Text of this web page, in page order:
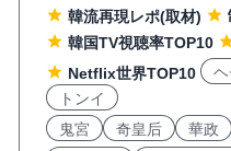
韓流再現レポ(取材)
韓国TV視聴率TOP10
Netflix世界TOP10
トンイ
鬼宮
奇皇后 華政